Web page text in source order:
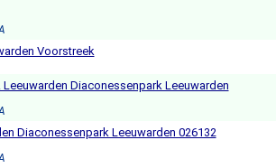
Voorstreek
Diaconessenpark Leeuwarden
Diaconessenpark Leeuwarden 026132